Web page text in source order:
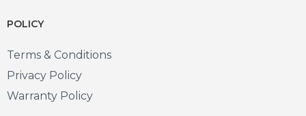
POLICY
Terms & Conditions
Privacy Policy
Warranty Policy